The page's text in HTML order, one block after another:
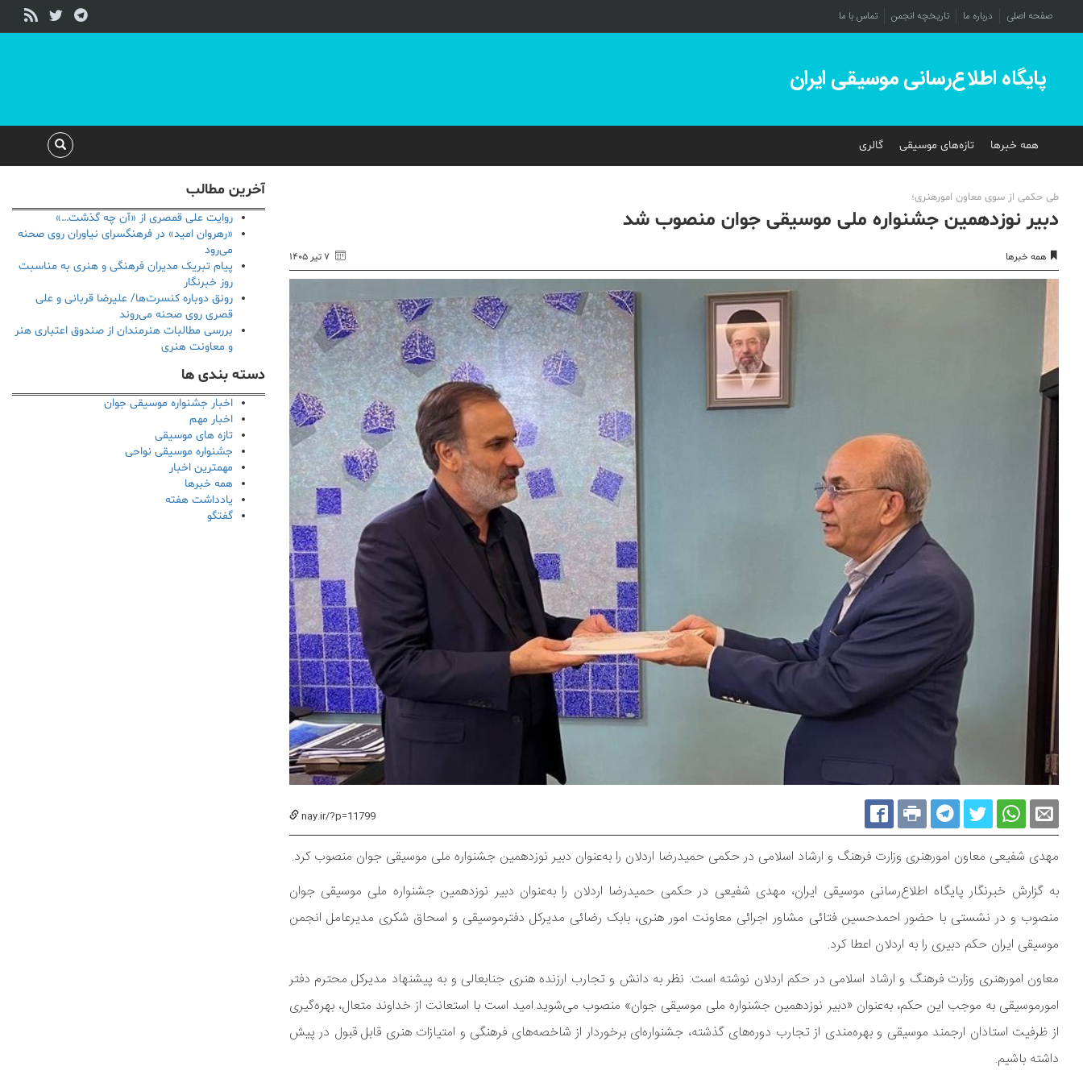
صفحه اصلی درباره ما تاریخچه انجمن تماس با ما
پایگاه اطلاع‌رسانی موسیقی ایران
همه خبرها تازه‌های موسیقی گالری
طی حکمی از سوی معاون امورهنری؛
دبیر نوزدهمین جشنواره ملی موسیقی جوان منصوب شد
همه خبرها ۷ تیر ۱۴۰۵
nay.ir/?p=11799
مهدی شفیعی معاون امورهنری وزارت فرهنگ و ارشاد اسلامی در حکمی حمیدرضا اردلان را به‌عنوان دبیر نوزدهمین جشنواره ملی موسیقی جوان منصوب کرد.
به گزارش خبرنگار پایگاه اطلاع‌رسانی موسیقی ایران، مهدی شفیعی در حکمی حمیدرضا اردلان را به‌عنوان دبیر نوزدهمین جشنواره ملی موسیقی جوان
منصوب و در نشستی با حضور احمدحسین فتائی مشاور اجرائی معاونت امور هنری، بابک رضائی مدیرکل دفترموسیقی و اسحاق شکری مدیرعامل انجمن
موسیقی ایران حکم دبیری را به اردلان اعطا کرد.
معاون امورهنری وزارت فرهنگ و ارشاد اسلامی در حکم اردلان نوشته است: نظر به دانش و تجارب ارزنده هنری جنابعالی و به پیشنهاد مدیرکل محترم دفتر
امورموسیقی به موجب این حکم، به‌عنوان «دبیر نوزدهمین جشنواره ملی موسیقی جوان» منصوب می‌شوید.امید است با استعانت از خداوند متعال، بهره‌گیری
از ظرفیت استادان ارجمند موسیقی و بهره‌‌مندی از تجارب دوره‌های گذشته، جشنواره‌ای برخوردار از شاخصه‌های فرهنگی و امتیازات هنری قابل قبول در پیش
داشته باشیم.
آخرین مطالب
روایت علی قمصری از «آن چه گذشت…»
«رهروان امید» در فرهنگسرای نیاوران روی صحنه
می‌رود
پیام تبریک مدیران فرهنگی و هنری به مناسبت
روز خبرنگار
رونق دوباره کنسرت‌ها/ علیرضا قربانی و علی
قصری روی صحنه می‌روند
بررسی مطالبات هنرمندان از صندوق اعتباری هنر
و معاونت هنری
دسته بندی ها
اخبار جشنواره موسیقی جوان
اخبار مهم
تازه های موسیقی
جشنواره موسیقی نواحی
مهمترین اخبار
همه خبرها
یادداشت هفته
گفتگو